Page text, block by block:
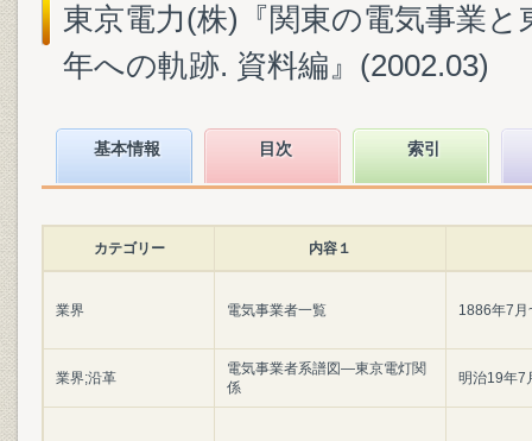
東京電力(株)『関東の電気事業
年への軌跡. 資料編』(2002.03)
基本情報 目次 索引
カテゴリー 内容１
業界 電気事業者一覧 1886年7
業界;沿革
電気事業者系譜図―東京電灯関
係
明治19年7